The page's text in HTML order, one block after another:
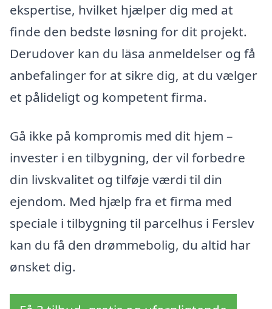
ekspertise, hvilket hjælper dig med at
finde den bedste løsning for dit projekt.
Derudover kan du läsa anmeldelser og få
anbefalinger for at sikre dig, at du vælger
et pålideligt og kompetent firma.
Gå ikke på kompromis med dit hjem –
invester i en tilbygning, der vil forbedre
din livskvalitet og tilføje værdi til din
ejendom. Med hjælp fra et firma med
speciale i tilbygning til parcelhus i Ferslev
kan du få den drømmebolig, du altid har
ønsket dig.